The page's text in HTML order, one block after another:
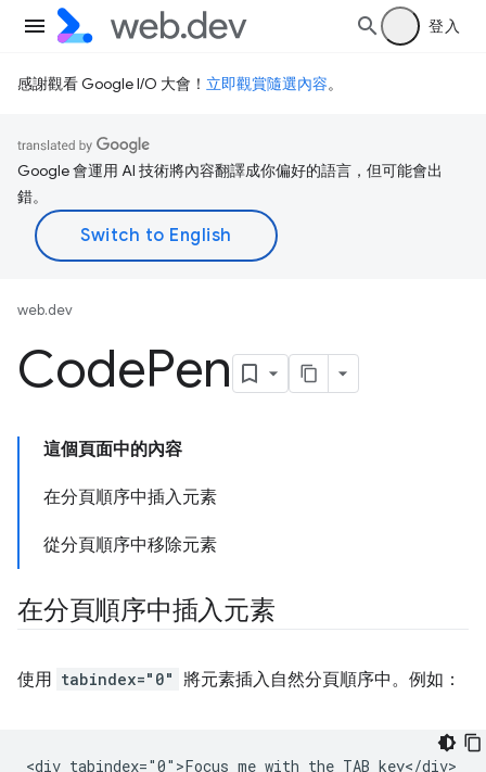
登入
感謝觀看 Google I/O 大會！ 立即觀賞隨選內容。
Google 會運用 AI 技術將內容翻譯成你偏好的語言，但可能會出
錯。
web.dev
CodePen
這個頁面中的內容
在分頁順序中插入元素
從分頁順序中移除元素
在分頁順序中插入元素
使用 tabindex="0" 將元素插入自然分頁順序中。例如：